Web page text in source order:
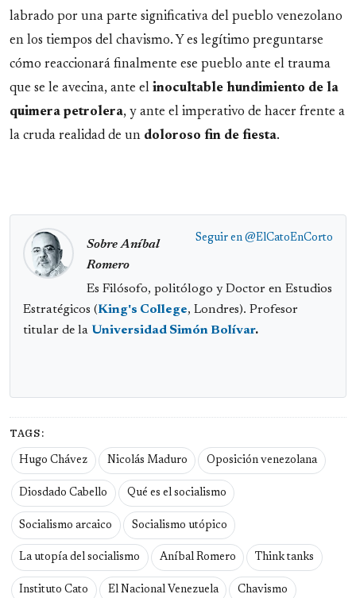
labrado por una parte significativa del pueblo venezolano
en los tiempos del chavismo. Y es legítimo preguntarse
cómo reaccionará finalmente ese pueblo ante el trauma
que se le avecina, ante el inocultable hundimiento de la
quimera petrolera, y ante el imperativo de hacer frente a
la cruda realidad de un doloroso fin de fiesta.
Seguir en @ElCatoEnCorto
Sobre Aníbal
Romero
Es Filósofo, politólogo y Doctor en Estudios
Estratégicos (King's College, Londres). Profesor
titular de la Universidad Simón Bolívar.
TAGS:
Hugo Chávez Nicolás Maduro Oposición venezolana
Diosdado Cabello Qué es el socialismo
Socialismo arcaico Socialismo utópico
La utopía del socialismo Aníbal Romero Think tanks
Instituto Cato El Nacional Venezuela Chavismo